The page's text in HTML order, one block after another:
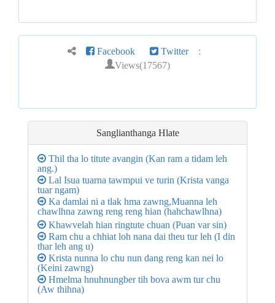
Facebook Twitter :
Views(17567)
Sanglianthanga Hlate
Thil tha lo titute avangin (Kan ram a tidam leh
ang.)
Lal Isua tuarna tawmpui ve turin (Krista vanga
tuar ngam)
Ka damlai ni a tlak hma zawng,Muanna leh
chawlhna zawng reng reng hian (hahchawlhna)
Khawvelah hian ringtute chuan (Puan var sin)
Ram chu a chhiat loh nana dai theu tur leh (I din
thar leh ang u)
Krista nunna lo chu nun dang reng kan nei lo
(Keini zawng)
Hmelma hnuhnungber tih bova awm tur chu
(Aw thihna)